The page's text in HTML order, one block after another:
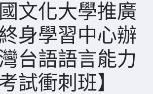
文化大學推廣
身學習中心辦
台語語言能力
試衝刺班】